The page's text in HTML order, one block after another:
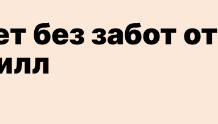
без забот от